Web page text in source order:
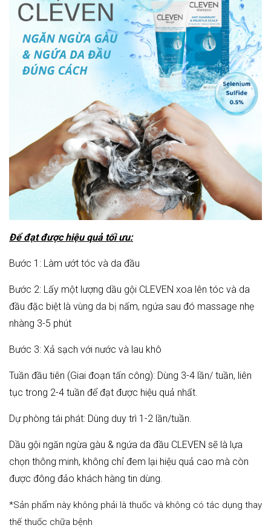
Để đạt được hiệu quả tối ưu:
Bước 1: Làm ướt tóc và da đầu
Bước 2: Lấy một lượng dầu gội CLEVEN xoa lên tóc và da
đầu đặc biệt là vùng da bị nấm, ngứa sau đó massage nhẹ
nhàng 3-5 phút
Bước 3: Xả sạch với nước và lau khô
Tuần đầu tiên (Giai đoạn tấn công): Dùng 3-4 lần/ tuần, liên
tục trong 2-4 tuần để đạt được hiệu quả nhất.
Dự phòng tái phát: Dùng duy trì 1-2 lần/tuần.
Dầu gội ngăn ngừa gàu & ngứa da đầu CLEVEN sẽ là lựa
chọn thông minh, không chỉ đem lại hiệu quả cao mà còn
được đông đảo khách hàng tin dùng.
*Sản phẩm này không phải là thuốc và không có tác dụng thay
thế thuốc chữa bệnh